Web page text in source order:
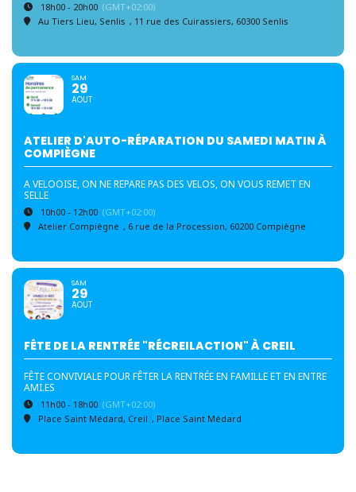
18h00 - 20h00 (GMT+02:00)
Au Tiers Lieu, Senlis , 11 rue des Cuirassiers, 60300 Senlis
SAM
29
AOUT
ATELIER D'AUTO-RÉPARATION DU SAMEDI MATIN À
COMPIÈGNE
A VELOOISE, ON NE REPARE PAS DES VELOS, ON VOUS REMET EN
SELLE
10h00 - 12h00 (GMT+02:00)
Atelier Compiègne , 6 rue de la Procession, 60200 Compiègne
SAM
29
AOUT
FÊTE DE LA RENTRÉE "RÉCREILACTION" À CREIL
FÊTE CONVIVIALE POUR FÊTER LA RENTRÉE EN FAMILLE ET EN ENTRE
AMI.ES
11h00 - 18h00 (GMT+02:00)
Place Saint Médard, Creil , Place Saint Médard